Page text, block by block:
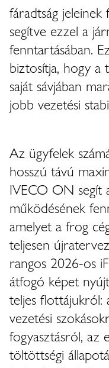
fáradtság jeleinek
segítve ezzel a
fenntartásában.
biztosítja, hogy a
saját sávjában
jobb vezetési
Az ügyfelek
hosszú távú
IVECO ON segít
működésének
amelyet a frog
teljesen
rangos 2026-os
átfogó képet
teljes flottájukról:
vezetési
fogyasztásról, az
töltöttségi